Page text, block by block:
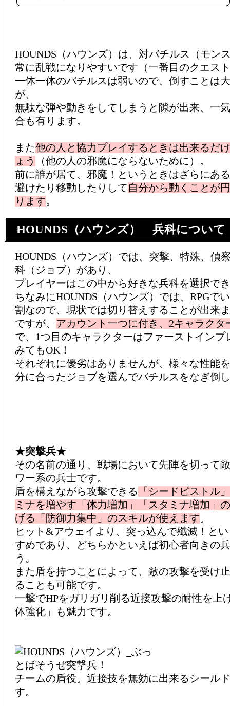
HOUNDS（ハウンズ）は、対バチルス（モン
常に乱戦になりやすいです（一番目のクエス
一体一体のバチルスは弱いので、倒すことは
が、
無駄な弾や動きをしてしまうと隙が出来、一
合も有ります。
また他の人と協力プレイするときは出来るだ
ょう
（他の人の邪魔にならないために）。
前に誰が居て、邪魔！というときはざらにあ
避けたり移動したりして自分から動くことが
ります。
HOUNDS（ハウンズ） 兵科について
HOUNDS（ハウンズ）では、突撃、特殊、偵
科（ジョブ）があり、
プレイヤーはこの中から好きな兵科を選択で
ちなみにHOUNDS（ハウンズ）では、RPGで
割なので、現状では切り替えすることが出来
ですが、 アカウント一つに付き、2キャラクタ
で、1つ目のキャラクターはファーストインプ
みてもOK！
それぞれに優劣はありませんが、様々な性能
分に合ったジョブを選んでバチルスをなぎ倒
★突撃兵★
その名前の通り、戦場において先陣を切って
ワー系の兵士です。
盾を構えながら攻撃できる 「シードピストル
ミナを増やす「体力増加」「スタミナ増加」
げる「防御力集中」のスキルが使えます。
ヒット&アウェイより、突っ込んで殲滅！と
すめであり、どちらかといえば初心者向きの
う。
また盾を持つことによって、敵の攻撃を受け
ることも可能です。
一撃でHPをガリガリ削る近接攻撃の耐性を上
体強化」も魅力です。
チームの盾役。近接技を無効に出来るシール
す。